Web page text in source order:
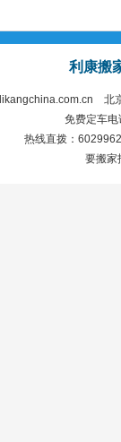
利康搬
北
免费定车
热线直拨：
要搬家